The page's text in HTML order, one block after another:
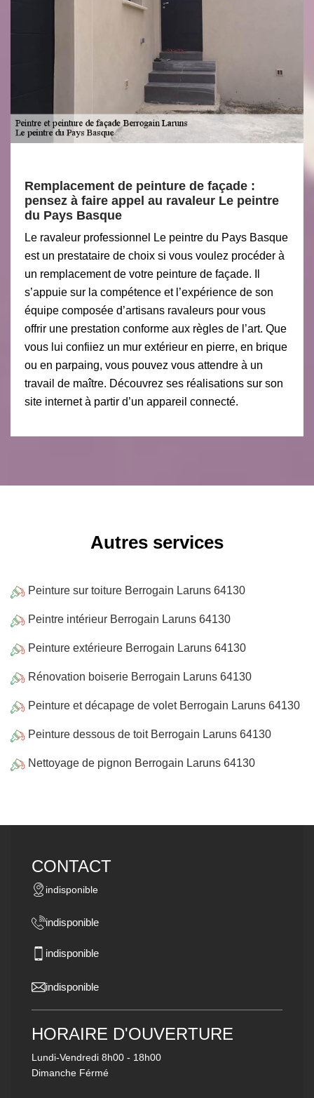
Remplacement de peinture de façade :
pensez à faire appel au ravaleur Le peintre
du Pays Basque
Le ravaleur professionnel Le peintre du Pays Basque
est un prestataire de choix si vous voulez procéder à
un remplacement de votre peinture de façade. Il
s’appuie sur la compétence et l’expérience de son
équipe composée d’artisans ravaleurs pour vous
offrir une prestation conforme aux règles de l’art. Que
vous lui confiiez un mur extérieur en pierre, en brique
ou en parpaing, vous pouvez vous attendre à un
travail de maître. Découvrez ses réalisations sur son
site internet à partir d’un appareil connecté.
Autres services
Peinture sur toiture Berrogain Laruns 64130
Peintre intérieur Berrogain Laruns 64130
Peinture extérieure Berrogain Laruns 64130
Rénovation boiserie Berrogain Laruns 64130
Peinture et décapage de volet Berrogain Laruns 64130
Peinture dessous de toit Berrogain Laruns 64130
Nettoyage de pignon Berrogain Laruns 64130
CONTACT
indisponible
indisponible
indisponible
indisponible
HORAIRE D'OUVERTURE
Lundi-Vendredi 8h00 - 18h00
Dimanche Férmé